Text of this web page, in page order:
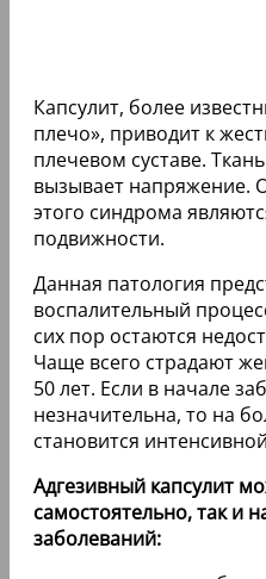
Капсулит, более
плечо», приводит к
плечевом суставе.
вызывает
этого синдрома
подвижности.
Данная патология
воспалительный
сих пор остаются
Чаще всего страдают
50 лет. Если в начале
незначительна, то на
становится
Адгезивный капсулит
самостоятельно, так и
заболеваний: